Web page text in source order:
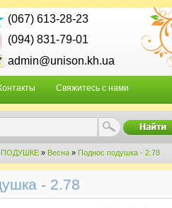
(067) 613-28-23
(094) 831-79-01
admin@unison.kh.ua
Свяжитесь с нами
» Весна » Поднос подушка - 2.78
- 2.78